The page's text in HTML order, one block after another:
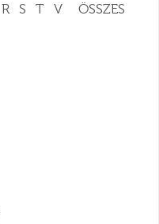
R S T V ÖSSZES